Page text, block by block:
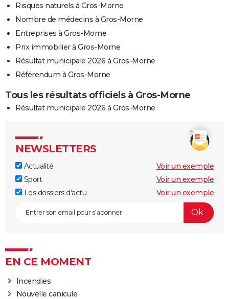
Risques naturels à Gros-Morne
Nombre de médecins à Gros-Morne
Entreprises à Gros-Morne
Prix immobilier à Gros-Morne
Résultat municipale 2026 à Gros-Morne
Référendum à Gros-Morne
Tous les résultats officiels à Gros-Morne
Résultat municipale 2026 à Gros-Morne
NEWSLETTERS
Actualité
Voir un exemple
Sport
Voir un exemple
Les dossiers d'actu
Voir un exemple
EN CE MOMENT
Incendies
Nouvelle canicule